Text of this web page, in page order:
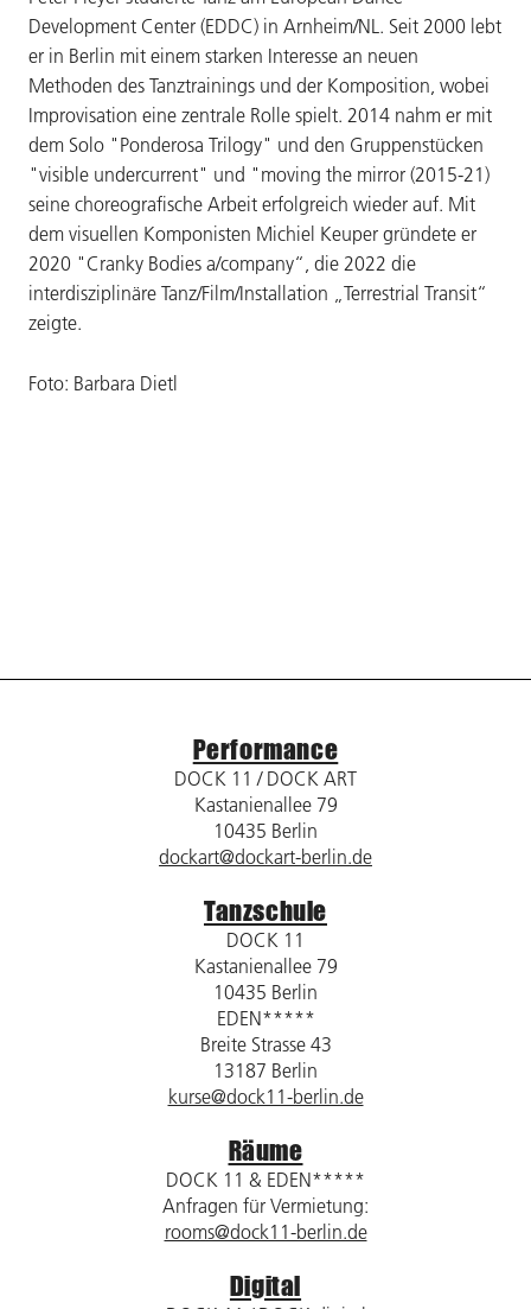
Development Center (EDDC) in Arnheim/NL. Seit 2000 lebt
er in Berlin mit einem starken Interesse an neuen
Methoden des Tanztrainings und der Komposition, wobei
Improvisation eine zentrale Rolle spielt. 2014 nahm er mit
dem Solo "Ponderosa Trilogy" und den Gruppenstücken
"visible undercurrent" und "moving the mirror (2015-21)
seine choreografische Arbeit erfolgreich wieder auf. Mit
dem visuellen Komponisten Michiel Keuper gründete er
2020 "Cranky Bodies a/company“, die 2022 die
interdisziplinäre Tanz/Film/Installation „Terrestrial Transit“
zeigte.
Foto: Barbara Dietl
Performance
DOCK 11 / DOCK ART
Kastanienallee 79
10435 Berlin
dockart@dockart-berlin.de
Tanzschule
DOCK 11
Kastanienallee 79
10435 Berlin
EDEN*****
Breite Strasse 43
13187 Berlin
kurse@dock11-berlin.de
Räume
DOCK 11 & EDEN*****
Anfragen für Vermietung:
rooms@dock11-berlin.de
Digital